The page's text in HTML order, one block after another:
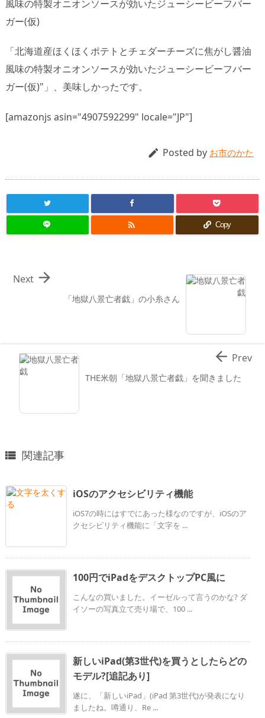
「北海道産ほくほくポテトとチェダーチーズに焦がし醤油
風味の特製オニオンソースが効いたジューシービーフバー
ガー(仮)"」、美味しかったです。
[amazonjs asin="4907592299" locale="JP"]
 Posted by お市のかた
 Copy
「地獄八景亡者戯」の小糸さん

Next
THE米朝「地獄八景亡者戯」を聞きました
 Prev
 関連記事
iOSのアクセシビリティ機能
iOS7の時にはすでにあった様なのですが、iOSのア
クセシビリティ機能に「文字を ...
100円でiPadをデスクトップPC風に
こんなの買いました。イーゼルって言うのかな? ダ
イソーの写真立て売り場で、100 ...
新しいiPad(第3世代)を買うとしたらどの
モデル?[追記あり]
遂に、「新しいiPad」(iPad 第3世代)が発表になり
ましたね。噂通り、Re ...